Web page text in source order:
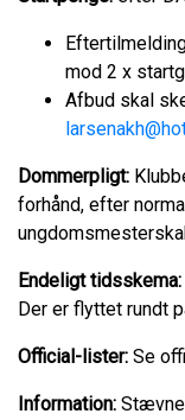
mod 2 x
Afbud skal
Dommerpligt:
forhånd, efter
Endeligt tidsskema:
Der er flyttet rundt
Official-lister: Se
Information: